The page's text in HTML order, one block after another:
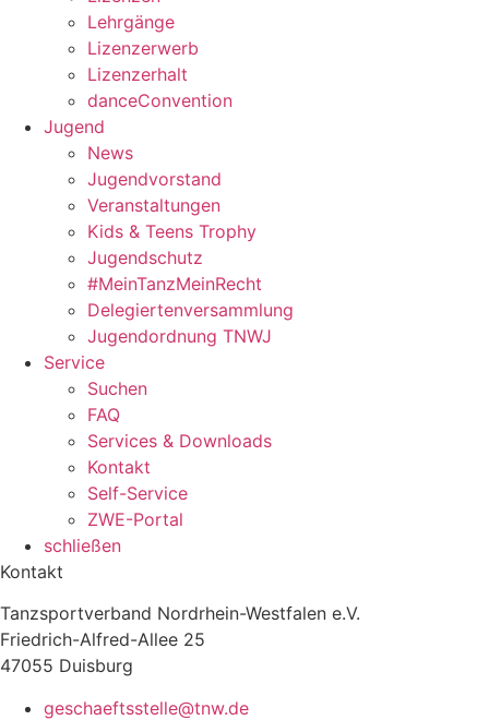
Lehrgänge
Lizenzerwerb
Lizenzerhalt
danceConvention
Jugend
News
Jugendvorstand
Veranstaltungen
Kids & Teens Trophy
Jugendschutz
#MeinTanzMeinRecht
Delegiertenversammlung
Jugendordnung TNWJ
Service
Suchen
FAQ
Services & Downloads
Kontakt
Self-Service
ZWE-Portal
schließen
Kontakt
Tanzsportverband Nordrhein-Westfalen e.V.
Friedrich-Alfred-Allee 25
47055 Duisburg
geschaeftsstelle@tnw.de